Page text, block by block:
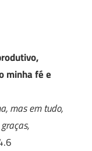
minha fé e
mas em tudo,